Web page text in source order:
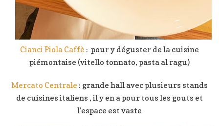
Cianci Piola Caffè : pour y déguster de la cuisine
piémontaise (vitello tonnato, pasta al ragu)
Mercato Centrale : grande hall avec plusieurs stands
de cuisines italiens , il y en a pour tous les gouts et
l’espace est vaste